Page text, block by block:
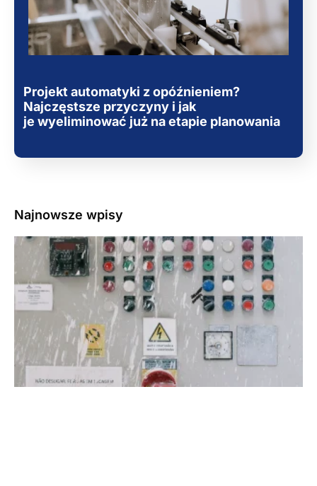
Projekt automatyki z opóźnieniem?
Najczęstsze przyczyny i jak
je wyeliminować już na etapie planowania
Najnowsze wpisy